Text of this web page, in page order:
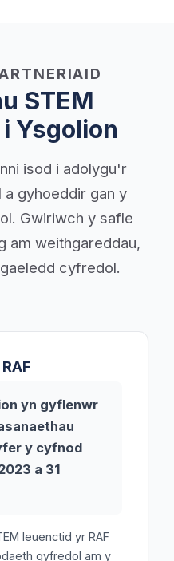
STEM
Ysgolion
isod i adolygu'r
gyhoeddir gan y
Gwiriwch y safle
am weithgareddau,
cyfredol.
yn gyflenwr
y cyfnod
a 31
Ieuenctid yr RAF
gyfredol am y